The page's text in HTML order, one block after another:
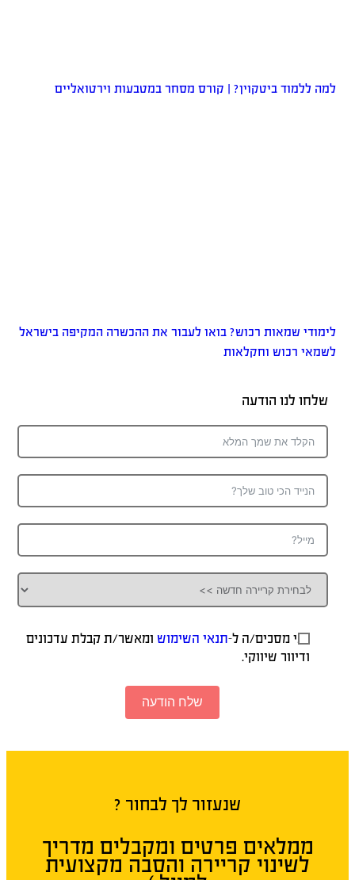
למה ללמוד ביטקוין? | קורס מסחר במטבעות וירטואליים
לימודי שמאות רכוש? בואו לעבור את ההכשרה המקיפה בישראל
לשמאי רכוש וחקלאות
שלחו לנו הודעה
אני מסכים/ה ל-תנאי השימוש ומאשר/ת קבלת עדכונים
ודיוור שיווקי.
שלח הודעה
שנעזור לך לבחור ?
ממלאים פרטים ומקבלים מדריך
לשינוי קריירה והסבה מקצועית